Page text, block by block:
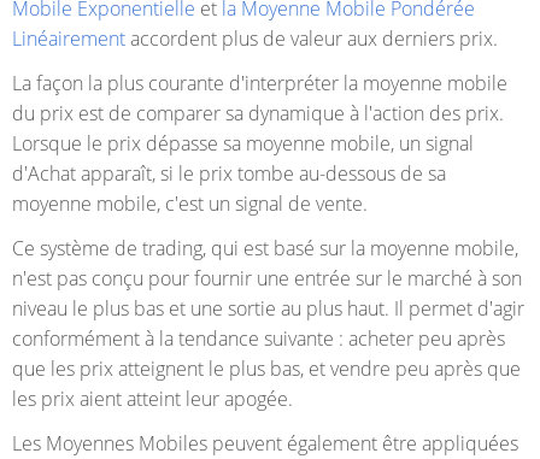
Mobile Exponentielle et la Moyenne Mobile Pondérée
Linéairementaccordent plus de valeur aux derniers prix.
La façon la plus courante d'interpréter la moyenne mobile
du prix est de comparer sa dynamique à l'action des prix.
Lorsque le prix dépasse sa moyenne mobile, un signal
d'Achat apparaît, si le prix tombe au-dessous de sa
moyenne mobile, c'est un signal de vente.
Ce système de trading, qui est basé sur la moyenne mobile,
n'est pas conçu pour fournir une entrée sur le marché à son
niveau le plus bas et une sortie au plus haut. Il permet d'agir
conformément à la tendance suivante : acheter peu après
que les prix atteignent le plus bas, et vendre peu après que
les prix aient atteint leur apogée.
Les Moyennes Mobiles peuvent également être appliquées